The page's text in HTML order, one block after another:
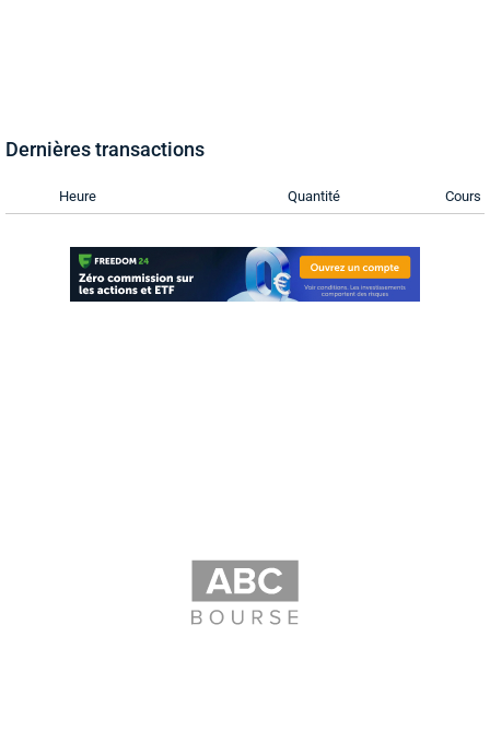
Dernières transactions
Heure Quantité Cours